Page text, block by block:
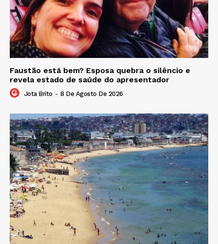
Faustão está bem? Esposa quebra o silêncio e
revela estado de saúde do apresentador
Jota Brito - 8 De Agosto De 2026